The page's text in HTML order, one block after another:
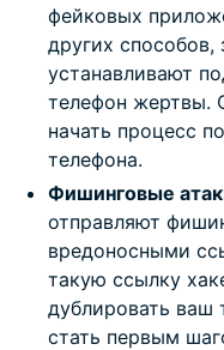
фейковых
других
устанавливают
телефон жертвы.
начать процесс
телефона.
Фишинговые
отправляют
вредоносными
такую ссылку
дублировать ваш
стать первым